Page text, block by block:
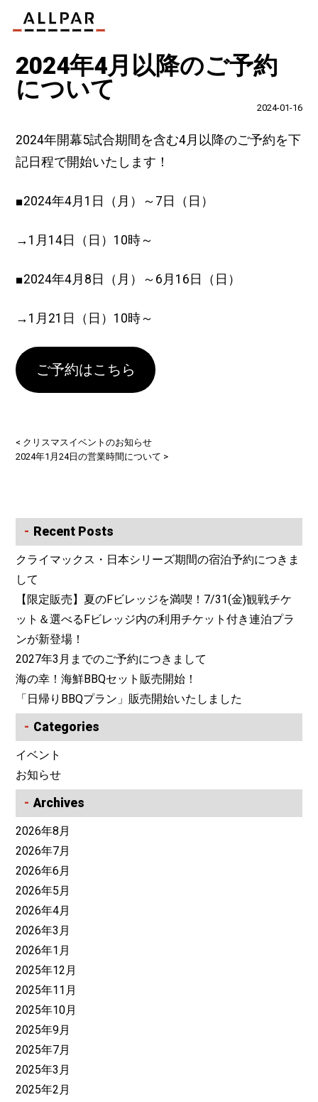
2024年4月以降のご予約
について
2024-01-16
2024年開幕5試合期間を含む4月以降のご予約を下
記日程で開始いたします！
■2024年4月1日（月）～7日（日）
→1月14日（日）10時～
■2024年4月8日（月）～6月16日（日）
→1月21日（日）10時～
ご予約はこちら
< クリスマスイベントのお知らせ
2024年1月24日の営業時間について >
Recent Posts
クライマックス・日本シリーズ期間の宿泊予約につきま
して
【限定販売】夏のFビレッジを満喫！7/31(金)観戦チケ
ット＆選べるFビレッジ内の利用チケット付き連泊プラ
ンが新登場！
2027年3月までのご予約につきまして
海の幸！海鮮BBQセット販売開始！
「日帰りBBQプラン」販売開始いたしました
Categories
イベント
お知らせ
Archives
2026年8月
2026年7月
2026年6月
2026年5月
2026年4月
2026年3月
2026年1月
2025年12月
2025年11月
2025年10月
2025年9月
2025年7月
2025年3月
2025年2月